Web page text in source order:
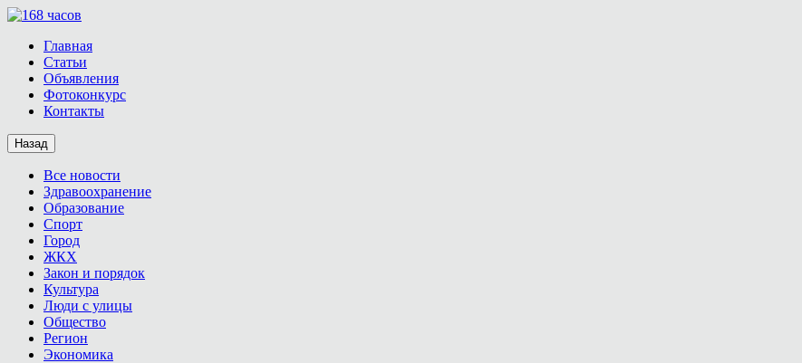
Главная
Статьи
Объявления
Фотоконкурс
Контакты
Назад
Все новости
Здравоохранение
Образование
Спорт
Город
ЖКХ
Закон и порядок
Культура
Люди с улицы
Общество
Регион
Экономика